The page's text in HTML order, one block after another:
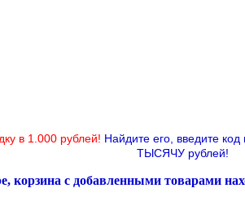
в 1.000 рублей! Найдите его, введите
ТЫСЯЧУ рублей!
корзина с добавленными товарами